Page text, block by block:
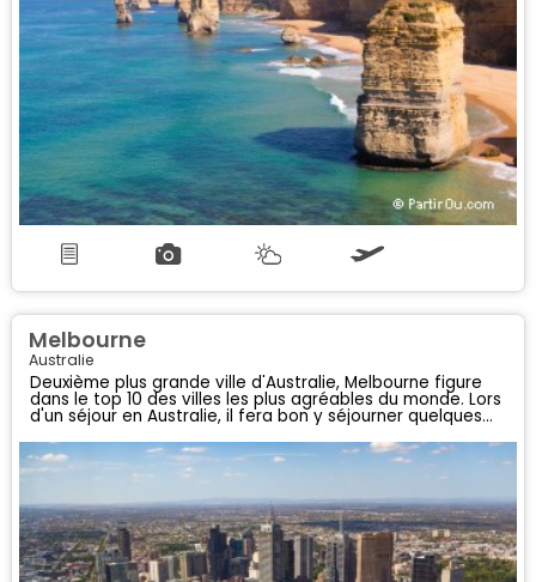
Melbourne
Australie
Deuxième plus grande ville d'Australie, Melbourne figure
dans le top 10 des villes les plus agréables du monde. Lors
d'un séjour en Australie, il fera bon y séjourner quelques
jours pour découvrir la ville et ses alentours...